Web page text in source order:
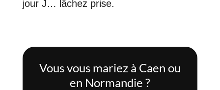
jour J… lâchez prise.
Vous vous mariez à Caen ou
en Normandie ?